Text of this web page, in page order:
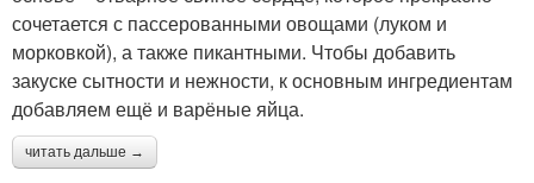
сочетается с пассерованными овощами (луком и
морковкой), а также пикантными. Чтобы добавить
закуске сытности и нежности, к основным ингредиентам
добавляем ещё и варёные яйца.
читать дальше →